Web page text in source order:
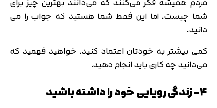
شما چیست. اما این فقط شما هستید که جواب را می­‌
دانید.
کمی بیشتر به خودتان اعتماد کنید. خواهید فهمید که
می­‌دانید چه کاری باید انجام دهید.
4- زندگی رویایی خود را داشته باشید